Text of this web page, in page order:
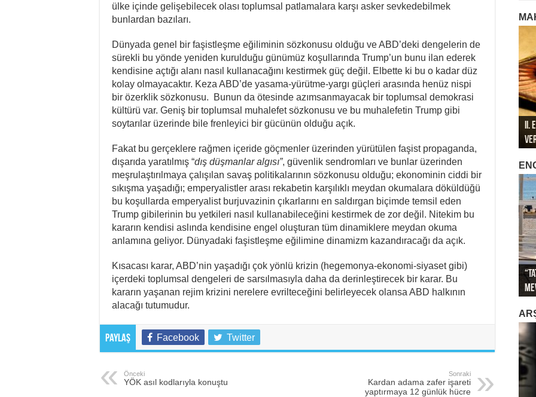
ülke içinde gelişebilecek olası toplumsal patlamalara karşı asker sevkedebilmek
bunlardan bazıları.
Dünyada genel bir faşistleşme eğiliminin sözkonusu olduğu ve ABD’deki dengelerin de
sürekli bu yönde yeniden kurulduğu günümüz koşullarında Trump’un bunu ilan ederek
kendisine açtığı alanı nasıl kullanacağını kestirmek güç değil. Elbette ki bu o kadar düz
kolay olmayacaktır. Keza ABD’de yasama-yürütme-yargı güçleri arasında henüz nispi
bir özerklik sözkonusu. Bunun da ötesinde azımsanmayacak bir toplumsal demokrasi
kültürü var. Geniş bir toplumsal muhalefet sözkonusu ve bu muhalefetin Trump gibi
soytarılar üzerinde bile frenleyici bir gücünün olduğu açık.
Fakat bu gerçeklere rağmen içeride göçmenler üzerinden yürütülen faşist propaganda,
dışarıda yaratılmış “dış düşmanlar algısı”, güvenlik sendromları ve bunlar üzerinden
meşrulaştırılmaya çalışılan savaş politikalarının sözkonusu olduğu; ekonominin ciddi bir
sıkışma yaşadığı; emperyalistler arası rekabetin karşılıklı meydan okumalara döküldüğü
bu koşullarda emperyalist burjuvazinin çıkarlarını en saldırgan biçimde temsil eden
Trump gibilerinin bu yetkileri nasıl kullanabileceğini kestirmek de zor değil. Nitekim bu
kararın kendisi aslında kendisine engel oluşturan tüm dinamiklere meydan okuma
anlamına geliyor. Dünyadaki faşistleşme eğilimine dinamizm kazandıracağı da açık.
Kısacası karar, ABD’nin yaşadığı çok yönlü krizin (hegemonya-ekonomi-siyaset gibi)
içerdeki toplumsal dengeleri de sarsılmasıyla daha da derinleştirecek bir karar. Bu
kararın yaşanan rejim krizini nerelere evrilteceğini belirleyecek olansa ABD halkının
alacağı tutumudur.
Paylaş Facebook Twitter
Önceki
YÖK asıl kodlarıyla konuştu
Sonraki
Kardan adama zafer işareti
yaptırmaya 12 günlük hücre
II.